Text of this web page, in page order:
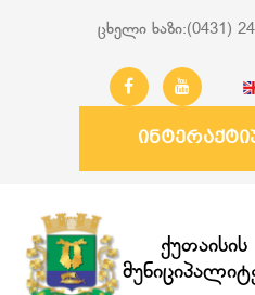
ცხელი ხაზი:(0431)
ქუთაისის